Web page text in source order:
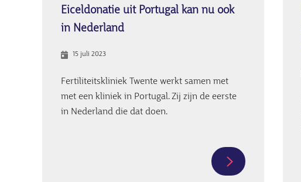
Eiceldonatie uit Portugal kan nu ook
in Nederland
15 juli 2023
Fertiliteitskliniek Twente werkt samen met
met een kliniek in Portugal. Zij zijn de eerste
in Nederland die dat doen.
Meer